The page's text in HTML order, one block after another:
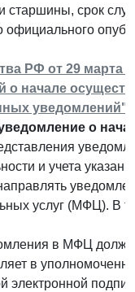
срок
официального
РФ от 29 марта
о начале
уведомлений"
о
и учета
услуг (МФЦ). В
в МФЦ
в
электронной